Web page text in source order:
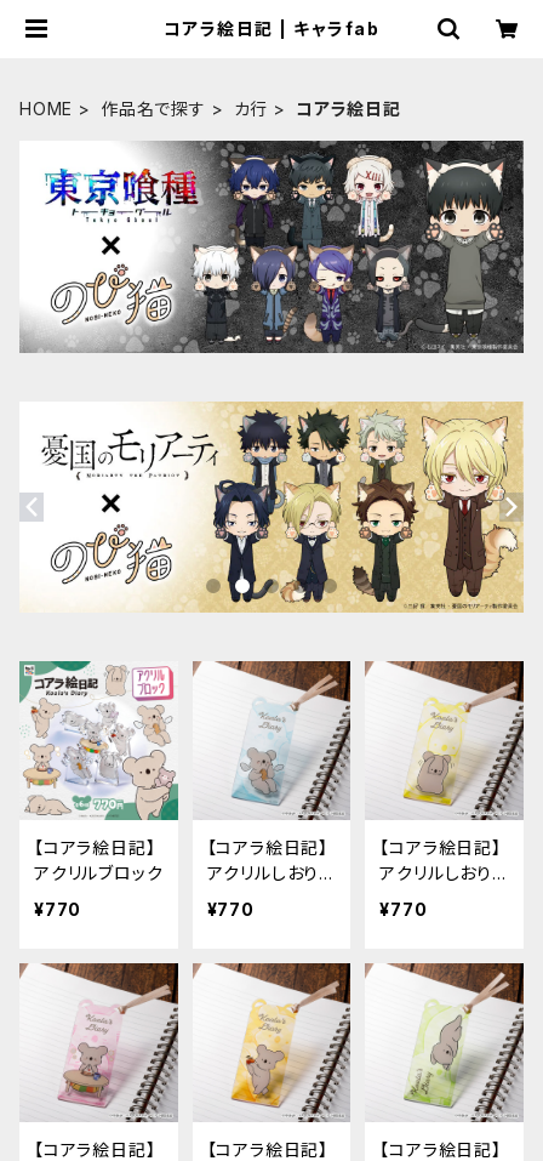
コアラ絵日記 | キャラfab
HOME 作品名で探す カ行 コアラ絵日記
【コアラ絵日記】
アクリルブロック
¥770
【コアラ絵日記】
アクリルしおり
（A）
¥770
【コアラ絵日記】
アクリルしおり
（B）
¥770
【コアラ絵日記】
【コアラ絵日記】
【コアラ絵日記】